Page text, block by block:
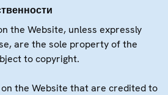
the Website, unless expressly
are the sole property of the
to copyright.
the Website that are credited to